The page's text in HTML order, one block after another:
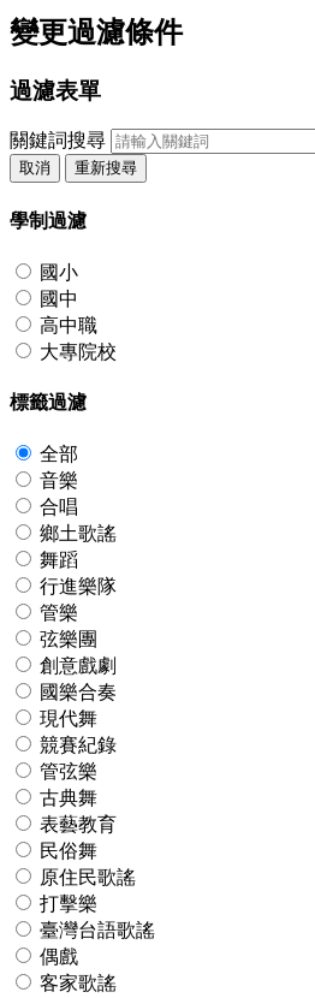
變更過濾條件
過濾表單
關鍵詞搜尋
取消 重新搜尋
學制過濾
國小
國中
高中職
大專院校
標籤過濾
全部
音樂
合唱
鄉土歌謠
舞蹈
行進樂隊
管樂
弦樂團
創意戲劇
國樂合奏
現代舞
競賽紀錄
管弦樂
古典舞
表藝教育
民俗舞
原住民歌謠
打擊樂
臺灣台語歌謠
偶戲
客家歌謠